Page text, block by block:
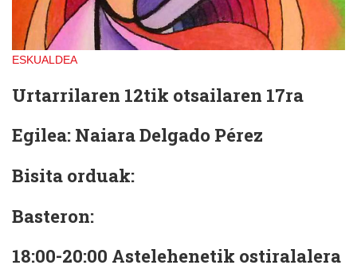
ESKUALDEA
Urtarrilaren 12tik otsailaren 17ra
Egilea: Naiara Delgado Pérez
Bisita orduak:
Basteron:
18:00-20:00 Astelehenetik ostiralalera